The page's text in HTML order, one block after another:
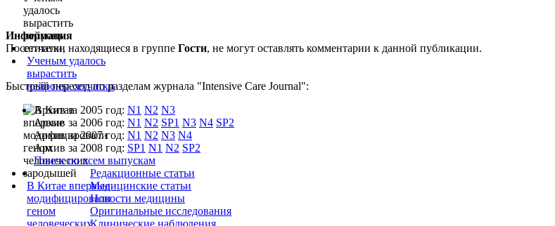
Ученым удалось
вырастить
нейроны сетчатки
В Китае впервые
модифицировали
геном
человеческих
Информация
Посетители, находящиеся в группе Гости, не могут оставлять комментарии к данной публикации.
Быстрый переход по разделам журнала "Intensive Care Journal":
Архив за 2005 год: N1 N2 N3
Архив за 2006 год: N1 N2 SP1 N3 N4 SP2
Архив за 2007 год: N1 N2 N3 N4
Архив за 2008 год: SP1 N1 N2 SP2
Поиск по всем выпускам
Редакционные статьи
Медицинские статьи
Новости медицины
Оригинальные исследования
Клинические наблюдения